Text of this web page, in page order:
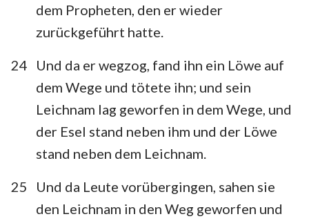
dem Propheten, den er wieder
zurückgeführt hatte.
24
Und da er wegzog, fand ihn ein Löwe auf
dem Wege und tötete ihn; und sein
Leichnam lag geworfen in dem Wege, und
der Esel stand neben ihm und der Löwe
stand neben dem Leichnam.
25
Und da Leute vorübergingen, sahen sie
den Leichnam in den Weg geworfen und